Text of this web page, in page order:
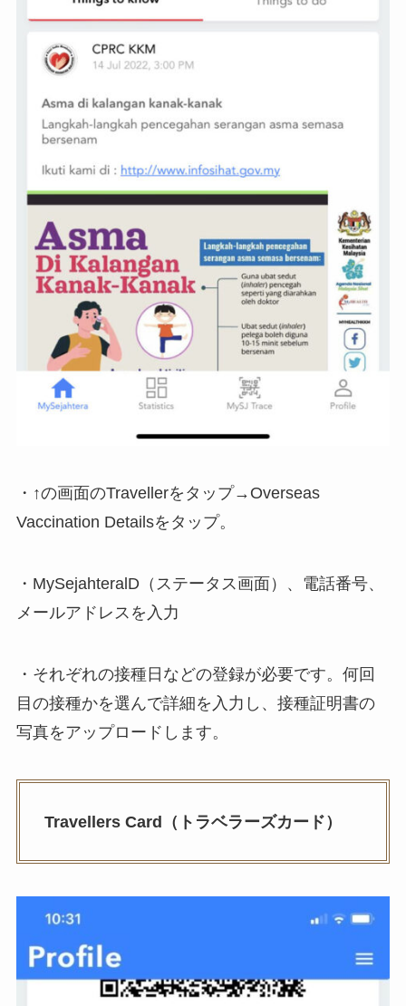
・↑の画面のTravellerをタップ→Overseas
Vaccination Detailsをタップ。
・MySejahteralD（ステータス画面）、電話番号、
メールアドレスを入力
・それぞれの接種日などの登録が必要です。何回
目の接種かを選んで詳細を入力し、接種証明書の
写真をアップロードします。
Travellers Card（トラベラーズカード）